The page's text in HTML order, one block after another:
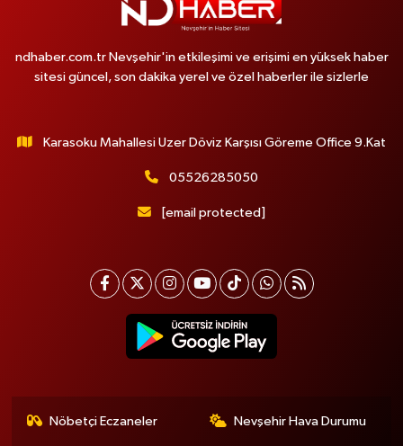
ndhaber.com.tr Nevşehir'in etkileşimi ve erişimi en yüksek haber
sitesi güncel, son dakika yerel ve özel haberler ile sizlerle
Karasoku Mahallesi Uzer Döviz Karşısı Göreme Office 9.Kat
05526285050
[email protected]
Nöbetçi Eczaneler Nevşehir Hava Durumu